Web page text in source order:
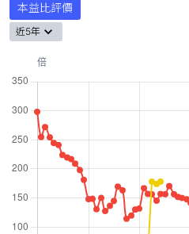
本益比評價
近5年